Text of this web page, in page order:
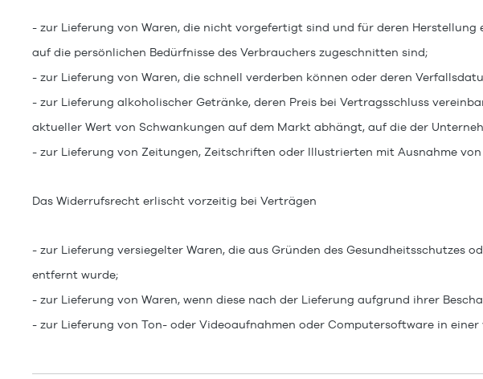
- zur Lieferung von Waren, die nicht vorgefertigt sind und für deren
auf die persönlichen Bedürfnisse des Verbrauchers zugeschnitten sind;
- zur Lieferung von Waren, die schnell verderben können oder deren
- zur Lieferung alkoholischer Getränke, deren Preis bei Vertragsschluss
aktueller Wert von Schwankungen auf dem Markt abhängt, auf die der
- zur Lieferung von Zeitungen, Zeitschriften oder Illustrierten mit Ausnahme von
Das Widerrufsrecht erlischt vorzeitig bei Verträgen
- zur Lieferung versiegelter Waren, die aus Gründen des Gesundheitsschutzes
entfernt wurde;
- zur Lieferung von Waren, wenn diese nach der Lieferung aufgrund ihrer
- zur Lieferung von Ton- oder Videoaufnahmen oder Computersoftware in